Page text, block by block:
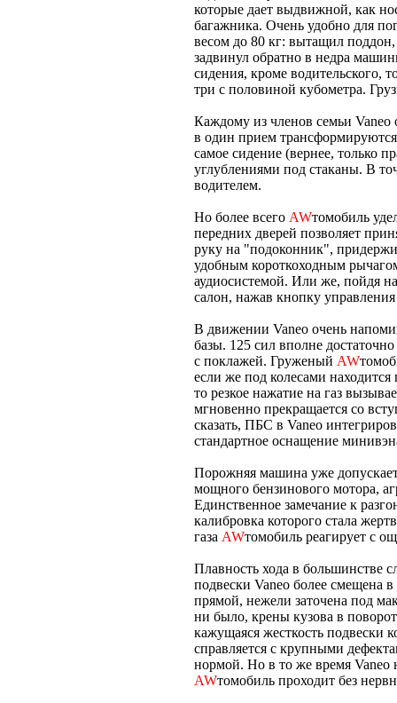
которые дает выдвижной, как
багажника. Очень удобно для
весом до 80 кг: вытащил поддон,
задвинул обратно в недра
сидения, кроме водительского,
три с половиной кубометра.
Каждому из членов семьи Vaneo
в один прием
самое сидение (вернее, только
углублениями под стаканы. В
водителем.
Но более всего AWтомобиль
передних дверей позволяет
руку на "подоконник",
удобным короткоходным
аудиосистемой. Или же, пойдя
салон, нажав кнопку
В движении Vaneo очень
базы. 125 сил вполне
с поклажей. Груженый AW
если же под колесами
то резкое нажатие на газ
мгновенно прекращается со
сказать, ПБС в Vaneo
стандартное оснащение
Порожняя машина уже
мощного бензинового мотора,
Единственное замечание к
калибровка которого стала
газа AWтомобиль реагирует с
Плавность хода в большинстве
подвески Vaneo более смещена
прямой, нежели заточена под
ни было, крены кузова в
кажущаяся жесткость подвески
справляется с крупными
нормой. Но в то же время Vaneo
AWтомобиль проходит без